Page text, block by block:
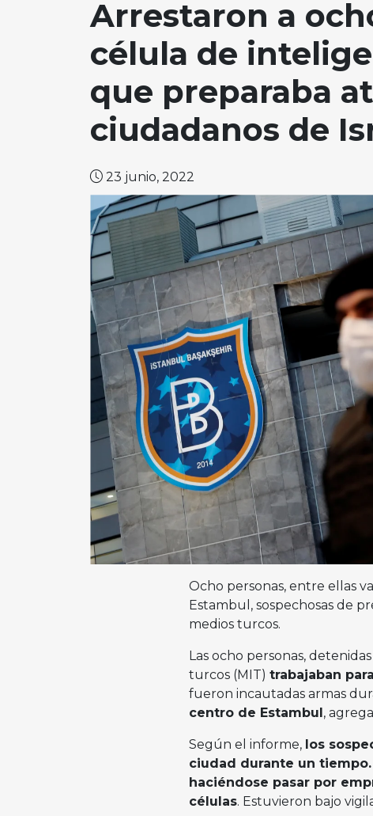
Arrestaron a
célula de
que preparaba
ciudadanos de
23 junio, 2022
Ocho personas, entre ellas
Estambul, sospechosas de
medios turcos.
Las ocho personas,
turcos (MIT) trabajaban
fueron incautadas armas
centro de Estambul ,
Según el informe, los
ciudad durante un
haciéndose pasar por
células. Estuvieron bajo